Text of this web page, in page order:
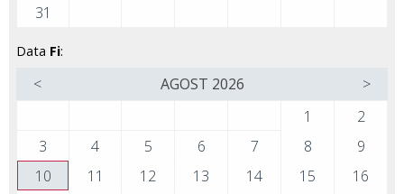
31
Data Fi:
< >
AGOST 2026
1
2
3
4 5 6 7 8
9
10
11 12 13 14 15
16